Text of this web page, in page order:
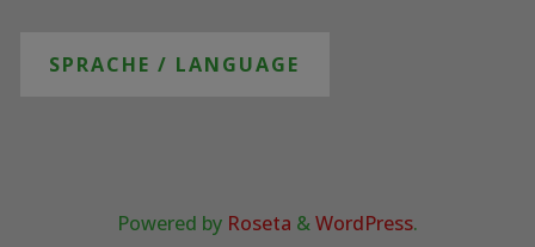
SPRACHE / LANGUAGE
Powered by Roseta &WordPress.